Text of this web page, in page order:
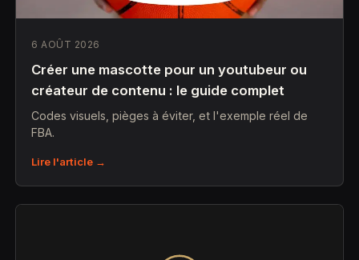
6 AOÛT 2026
Créer une mascotte pour un youtubeur ou
créateur de contenu : le guide complet
Codes visuels, pièges à éviter, et l'exemple réel de
FBA.
Lire l'article →